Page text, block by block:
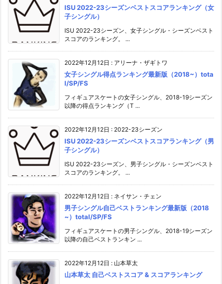
ISU 2022-23シーズンベストスコアランキング（女
子シングル）
ISU 2022-23シーズン、女子シングル・シーズンベスト
スコアのランキング。 ...
2022年12月12日 : アリーナ・ザギトワ
女子シングル得点ランキング最新版（2018~）tota
l/SP/FS
フィギュアスケートの女子シングル、2018-19シーズン
以降の得点ランキング（T ...
2022年12月12日 : 2022-23シーズン
ISU 2022-23シーズンベストスコアランキング（男
子シングル）
ISU 2022-23シーズン、男子シングル・シーズンベスト
スコアのランキング。 ...
2022年12月12日 : ネイサン・チェン
男子シングル自己ベストランキング最新版（2018
~）total/SP/FS
フィギュアスケートの男子シングル、2018-19シーズン
以降の自己ベストランキン ...
2022年12月12日 : 山本草太
山本草太 自己ベストスコア & スコアランキング